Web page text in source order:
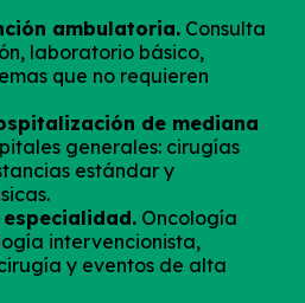
ambulatoria. Consulta
laboratorio básico,
que no requieren
de mediana
generales: cirugías
estándar y
Oncología
intervencionista,
y eventos de alta